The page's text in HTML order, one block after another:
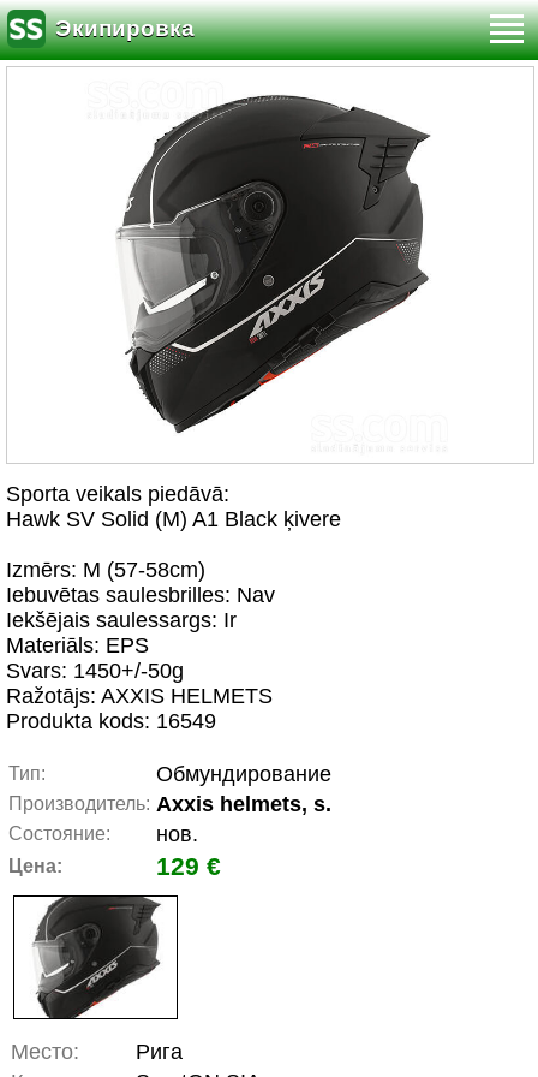
Экипировка
Sporta veikals piedāvā:
Hawk SV Solid (M) A1 Black ķivere
Izmērs: M (57-58cm)
Iebuvētas saulesbrilles: Nav
Iekšējais saulessargs: Ir
Materiāls: EPS
Svars: 1450+/-50g
Ražotājs: AXXIS HELMETS
Produkta kods: 16549
Тип: Обмундирование
Производитель: Axxis helmets, s.
Состояние: нов.
Цена: 129 €
Место:
Рига